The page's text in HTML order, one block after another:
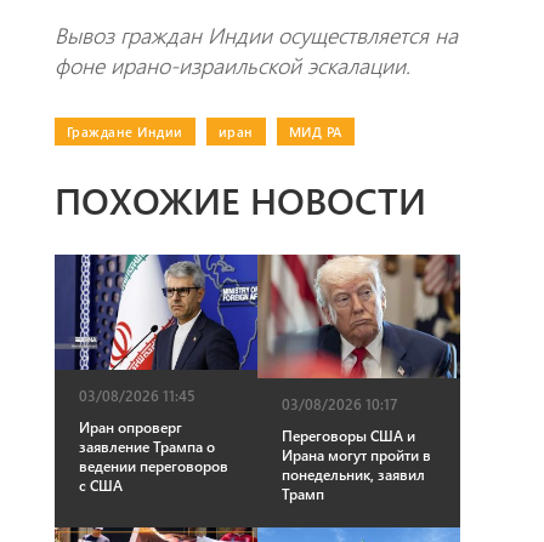
Вывоз граждан Индии осуществляется на
фоне ирано-израильской эскалации.
Граждане Индии иран МИД РА
ПОХОЖИЕ НОВОСТИ
03/08/2026 11:45
Иран опроверг
заявление Трампа о
ведении переговоров
с США
03/08/2026 10:17
Переговоры США и
Ирана могут пройти в
понедельник, заявил
Трамп